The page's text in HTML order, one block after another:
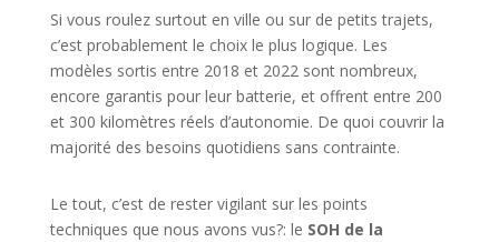
Si vous roulez surtout en ville ou sur de petits trajets,
c’est probablement le choix le plus logique. Les
modèles sortis entre 2018 et 2022 sont nombreux,
encore garantis pour leur batterie, et offrent entre 200
et 300 kilomètres réels d’autonomie. De quoi couvrir la
majorité des besoins quotidiens sans contrainte.
Le tout, c’est de rester vigilant sur les points
techniques que nous avons vus?: le SOH de la